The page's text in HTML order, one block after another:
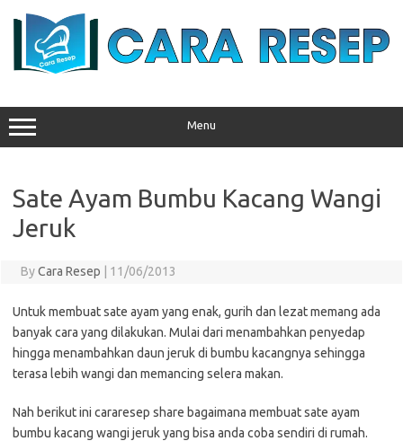
Menu
Sate Ayam Bumbu Kacang Wangi
Jeruk
ByCara Resep 11/06/2013
Untuk membuat sate ayam yang enak, gurih dan lezat memang ada
banyak cara yang dilakukan. Mulai dari menambahkan penyedap
hingga menambahkan daun jeruk di bumbu kacangnya sehingga
terasa lebih wangi dan memancing selera makan.
Nah berikut ini cararesep share bagaimana membuat sate ayam
bumbu kacang wangi jeruk yang bisa anda coba sendiri di rumah.